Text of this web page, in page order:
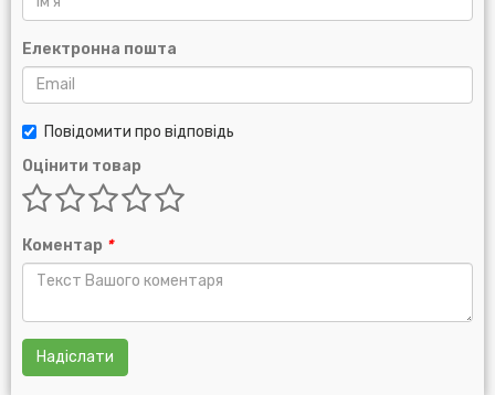
Електронна пошта
Повідомити про відповідь
Оцінити товар
Коментар *
Надіслати